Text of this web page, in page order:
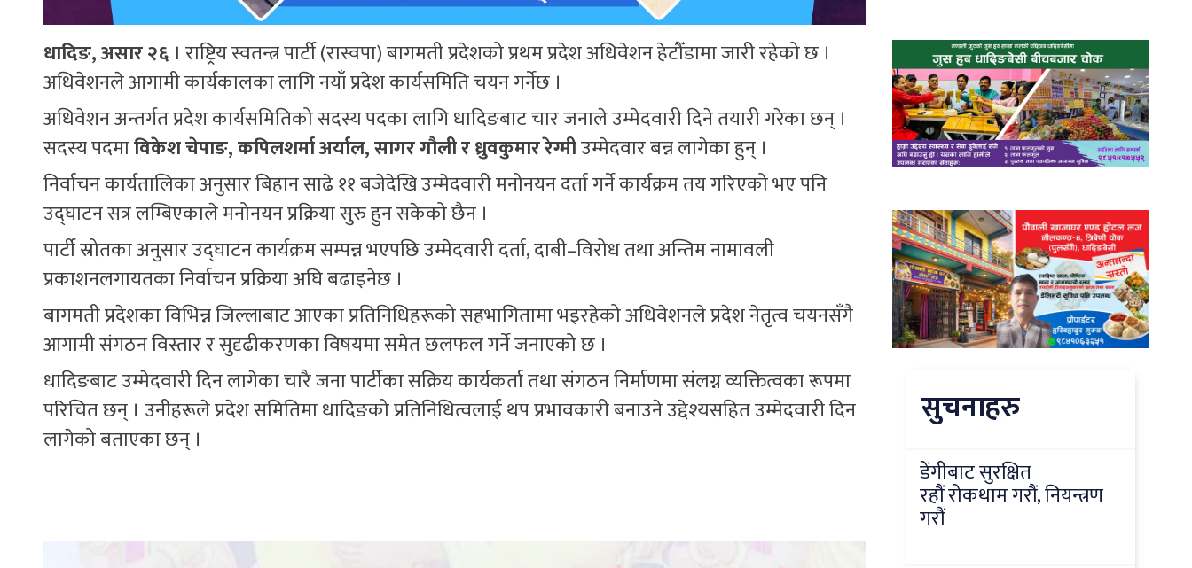
धादिङ, असार २६ । राष्ट्रिय स्वतन्त्र पार्टी (रास्वपा) बागमती प्रदेशको प्रथम प्रदेश अधिवेशन हेटौँडामा जारी रहेको छ ।
अधिवेशनले आगामी कार्यकालका लागि नयाँ प्रदेश कार्यसमिति चयन गर्नेछ ।
अधिवेशन अन्तर्गत प्रदेश कार्यसमितिको सदस्य पदका लागि धादिङबाट चार जनाले उम्मेदवारी दिने तयारी गरेका छन् ।
सदस्य पदमाविकेश चेपाङ, कपिलशर्मा अर्याल, सागर गौली र ध्रुवकुमार रेग्मीउम्मेदवार बन्न लागेका हुन् ।
निर्वाचन कार्यतालिका अनुसार बिहान साढे ११ बजेदेखि उम्मेदवारी मनोनयन दर्ता गर्ने कार्यक्रम तय गरिएको भए पनि
उद्घाटन सत्र लम्बिएकाले मनोनयन प्रक्रिया सुरु हुन सकेको छैन ।
पार्टी स्रोतका अनुसार उद्घाटन कार्यक्रम सम्पन्न भएपछि उम्मेदवारी दर्ता, दाबी–विरोध तथा अन्तिम नामावली
प्रकाशनलगायतका निर्वाचन प्रक्रिया अघि बढाइनेछ ।
बागमती प्रदेशका विभिन्न जिल्लाबाट आएका प्रतिनिधिहरूको सहभागितामा भइरहेको अधिवेशनले प्रदेश नेतृत्व चयनसँगै
आगामी संगठन विस्तार र सुदृढीकरणका विषयमा समेत छलफल गर्ने जनाएको छ ।
धादिङबाट उम्मेदवारी दिन लागेका चारै जना पार्टीका सक्रिय कार्यकर्ता तथा संगठन निर्माणमा संलग्न व्यक्तित्वका रूपमा
परिचित छन् । उनीहरूले प्रदेश समितिमा धादिङको प्रतिनिधित्वलाई थप प्रभावकारी बनाउने उद्देश्यसहित उम्मेदवारी दिन
लागेको बताएका छन् ।
सुचनाहरु
डेंगीबाट सुरक्षित
रहौं रोकथाम गरौं, नियन्त्रण
गरौं